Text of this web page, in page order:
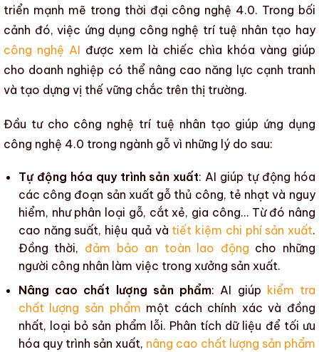
triển mạnh mẽ trong thời đại công nghệ 4.0. Trong bối
cảnh đó, việc ứng dụng công nghệ trí tuệ nhân tạo hay
công nghệ AI được xem là chiếc chìa khóa vàng giúp
cho doanh nghiệp có thể nâng cao năng lực cạnh tranh
và tạo dựng vị thế vững chắc trên thị trường.
Đầu tư cho công nghệ trí tuệ nhân tạo giúp ứng dụng
công nghệ 4.0 trong ngành gỗ vì những lý do sau:
Tự động hóa quy trình sản xuất: AI giúp tự động hóa
các công đoạn sản xuất gỗ thủ công, tẻ nhạt và nguy
hiểm, như phân loại gỗ, cắt xẻ, gia công… Từ đó nâng
cao năng suất, hiệu quả và tiết kiệm chi phí sản xuất.
Đồng thời, đảm bảo an toàn lao động cho những
người công nhân làm việc trong xưởng sản xuất.
Nâng cao chất lượng sản phẩm:AI giúp kiểm tra
chất lượng sản phẩm một cách chính xác và đồng
nhất, loại bỏ sản phẩm lỗi. Phân tích dữ liệu để tối ưu
hóa quy trình sản xuất, nâng cao chất lượng sản phẩm